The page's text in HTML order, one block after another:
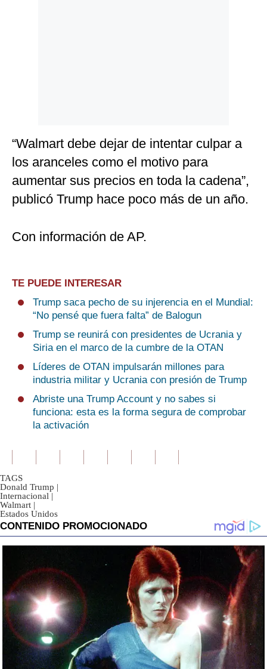
“Walmart debe dejar de intentar culpar a
los aranceles como el motivo para
aumentar sus precios en toda la cadena”,
publicó Trump hace poco más de un año.
Con información de AP.
TE PUEDE INTERESAR
Trump saca pecho de su injerencia en el Mundial:
“No pensé que fuera falta” de Balogun
Trump se reunirá con presidentes de Ucrania y
Siria en el marco de la cumbre de la OTAN
Líderes de OTAN impulsarán millones para
industria militar y Ucrania con presión de Trump
Abriste una Trump Account y no sabes si
funciona: esta es la forma segura de comprobar
la activación
TAGS
Donald Trump |
Internacional |
Walmart |
Estados Unidos